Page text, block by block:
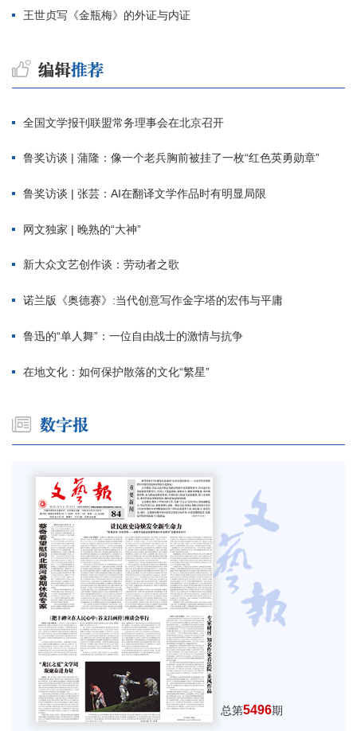
王世贞写《金瓶梅》的外证与内证
全国文学报刊联盟常务理事会在北京召开
鲁奖访谈 | 蒲隆：像一个老兵胸前被挂了一枚“红色英勇勋章”
鲁奖访谈 | 张芸：AI在翻译文学作品时有明显局限
网文独家 | 晚熟的“大神”
新大众文艺创作谈：劳动者之歌
诺兰版《奥德赛》:当代创意写作金字塔的宏伟与平庸
鲁迅的“单人舞”：一位自由战士的激情与抗争
在地文化：如何保护散落的文化“繁星”
总第5496期